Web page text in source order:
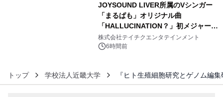
JOYSOUND LIVER所属のVシンガー
「まるぱも」オリジナル曲
「HALLUCINATION？」初メジャー配
信リリース決定！
株式会社テイチクエンタテインメント
6時間前
トップ 学校法人近畿大学 『ヒト生殖細胞研究とゲノム